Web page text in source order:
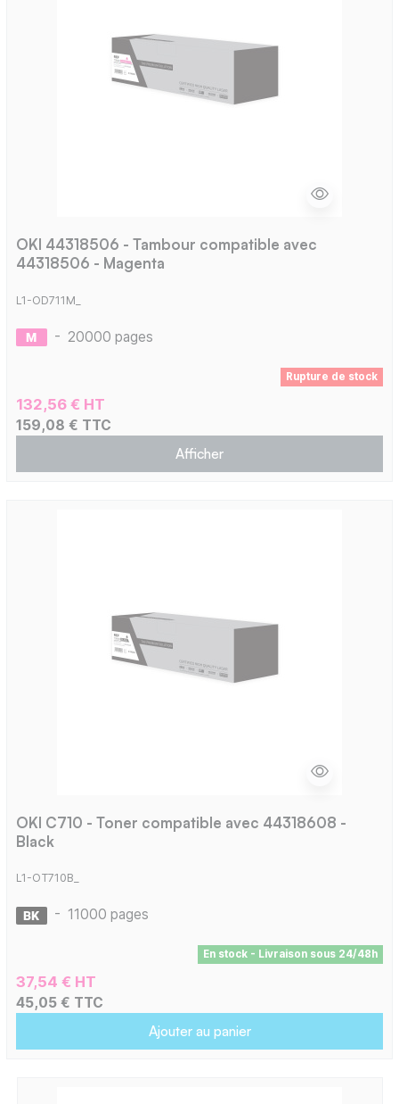
OKI 44318506 - Tambour compatible avec
44318506 - Magenta
L1-OD711M_
- 20000 pages
Rupture de stock
132,56 € HT
159,08 € TTC
Afficher
OKI C710 - Toner compatible avec 44318608 -
Black
L1-OT710B_
- 11000 pages
En stock - Livraison sous 24/48h
37,54 € HT
45,05 € TTC
Ajouter au panier